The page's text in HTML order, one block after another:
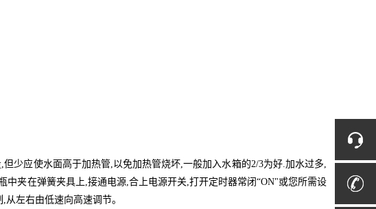
少应使水面高于加热管,以免加热管烧坏,一般加入水箱的2/3为好.加水过多,
夹在弹簧夹具上,接通电源,合上电源开关,打开定时器常闭“ON"或您所需设
左右由低速向高速调节。